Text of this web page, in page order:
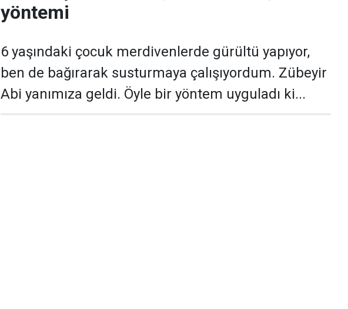
yöntemi
6 yaşındaki çocuk merdivenlerde gürültü yapıyor,
ben de bağırarak susturmaya çalışıyordum. Zübeyir
Abi yanımıza geldi. Öyle bir yöntem uyguladı ki...